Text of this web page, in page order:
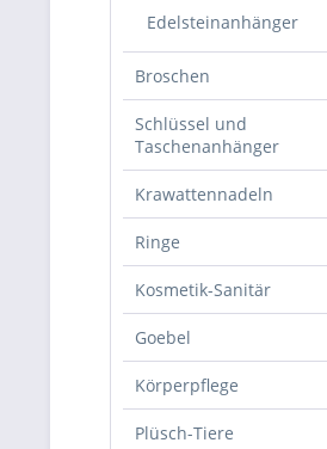
Edelsteinanhänger
Broschen
Schlüssel und
Taschenanhänger
Krawattennadeln
Ringe
Kosmetik-Sanitär
Goebel
Körperpflege
Plüsch-Tiere